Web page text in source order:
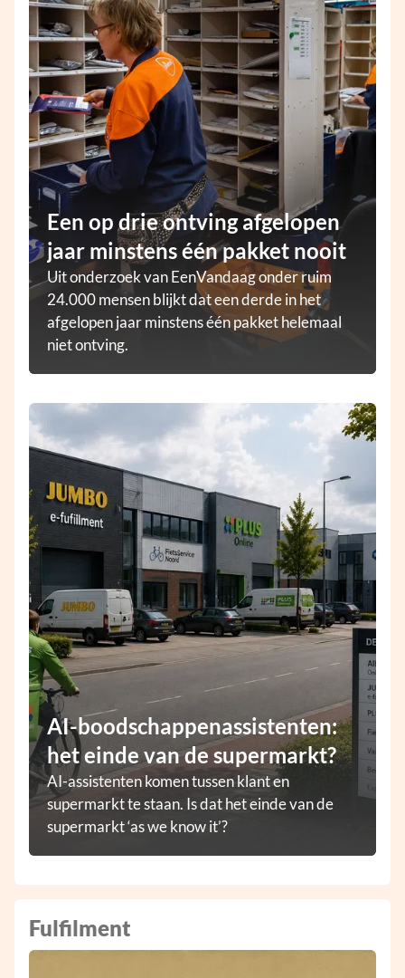
AI-boodschappenassistenten:
het einde van de supermarkt?
AI-assistenten komen tussen klant en
supermarkt te staan. Is dat het einde van de
supermarkt ‘as we know it’?
Een op drie ontving afgelopen
jaar minstens één pakket nooit
Uit onderzoek van EenVandaag onder ruim
24.000 mensen blijkt dat een derde in het
afgelopen jaar minstens één pakket helemaal
niet ontving.
Fulfilment